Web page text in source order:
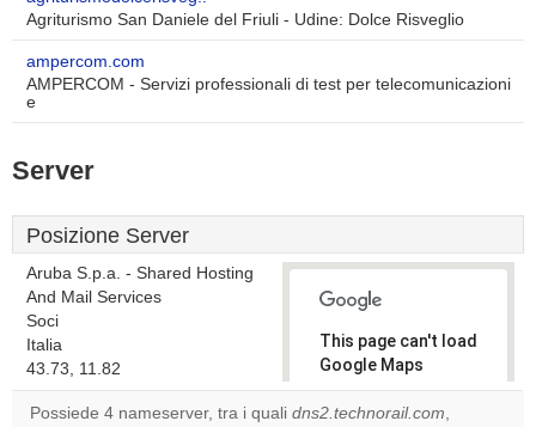
Agriturismo San Daniele del Friuli - Udine: Dolce Risveglio
ampercom.com
AMPERCOM - Servizi professionali di test per telecomunicazioni
e
Server
Posizione Server
Aruba S.p.a. - Shared Hosting
And Mail Services
Soci
Italia
43.73, 11.82
This page can't load
Google Maps
correctly.
Possiede 4 nameserver, tra i quali dns2.technorail.com,